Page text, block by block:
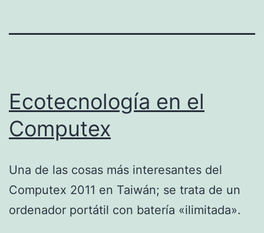
Ecotecnología en el
Computex
Una de las cosas más interesantes del
Computex 2011 en Taiwán; se trata de un
ordenador portátil con batería «ilimitada».